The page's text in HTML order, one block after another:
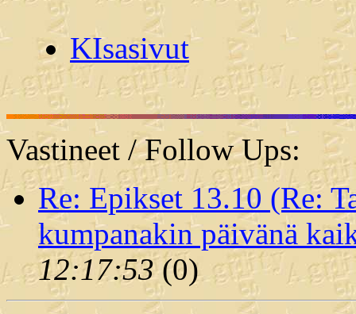
KIsasivut
Vastineet / Follow Ups:
Re: Epikset 13.10 (Re:
kumpanakin päivänä
12:17:53(0)